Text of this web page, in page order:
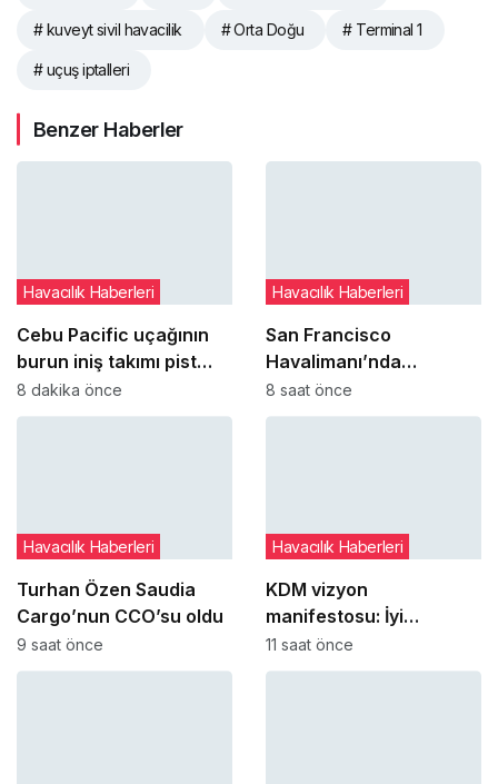
# kuveyt sivil havacilik # Orta Doğu # Terminal 1
# uçuş iptalleri
Benzer Haberler
Cebu Pacific uçağının
burun iniş takımı pist
dönüşünde çim alana
çıktı
Havacılık Haberleri
8 dakika önce
San Francisco
Havalimanı’nda
uçakların paralel
pistlere inişleri 12
Havacılık Haberleri
8 saat önce
Turhan Özen Saudia
Cargo’nun CCO’su oldu
Havacılık Haberleri
9 saat önce
KDM vizyon
manifestosu: İyi
yönetimi kişilere bağlı
olmaktan çıkarıp
Havacılık Haberleri
11 saat önce